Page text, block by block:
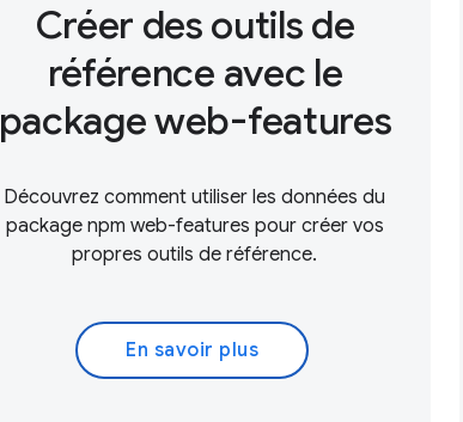
Créer des outils de
référence avec le
package web-features
Découvrez comment utiliser les données du
package npm web-features pour créer vos
propres outils de référence.
En savoir plus